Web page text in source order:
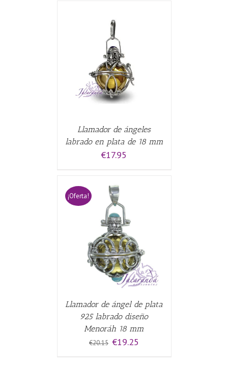
Llamador de ángeles
labrado en plata de 18 mm
€17.95
¡Oferta!
Llamador de ángel de plata
925 labrado diseño
Menoráh 18 mm
€20.15 El
€19.25